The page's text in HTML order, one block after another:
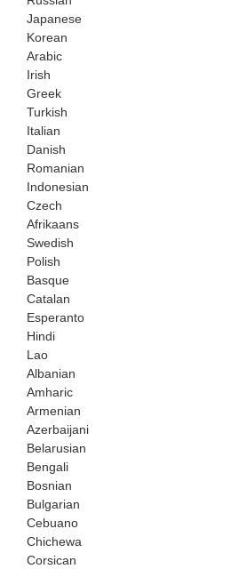
Japanese
Korean
Arabic
Irish
Greek
Turkish
Italian
Danish
Romanian
Indonesian
Czech
Afrikaans
Swedish
Polish
Basque
Catalan
Esperanto
Hindi
Lao
Albanian
Amharic
Armenian
Azerbaijani
Belarusian
Bengali
Bosnian
Bulgarian
Cebuano
Chichewa
Corsican